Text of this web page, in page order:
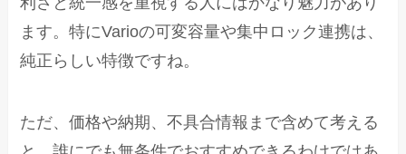
ます。特にVarioの可変容量や集中ロック連携は、
純正らしい特徴ですね。
ただ、価格や納期、不具合情報まで含めて考える